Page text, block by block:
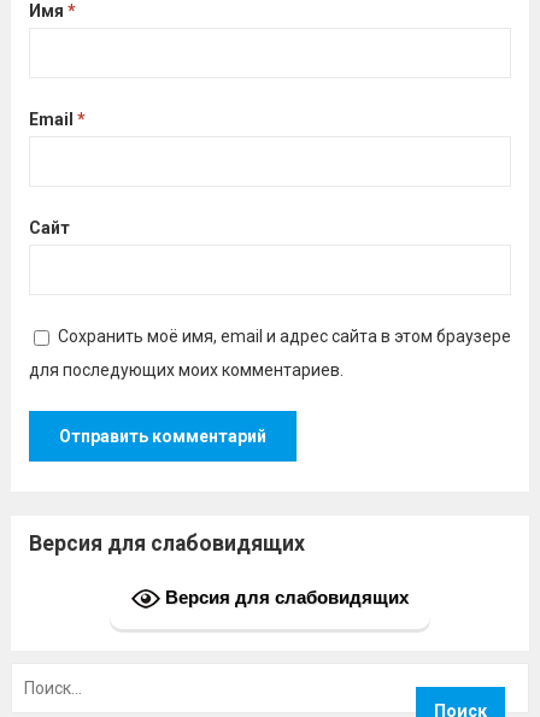
Имя *
Email *
Сайт
Сохранить моё имя, email и адрес сайта в этом браузере
для последующих моих комментариев.
Версия для слабовидящих
Версия для слабовидящих